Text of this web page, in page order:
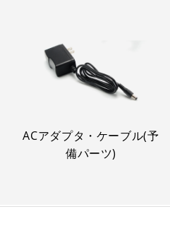
ACアダプタ・ケーブル(予
備パーツ)